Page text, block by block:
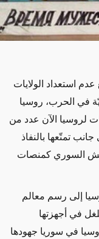
استعداد الولايات
في الحرب، روسيا
لروسيا الآن عدد من
جانب تمتّعها بالنفاذ
السوري كمنصات
إلى رسم معالم
في أجهزتها
في سوريا جهودها